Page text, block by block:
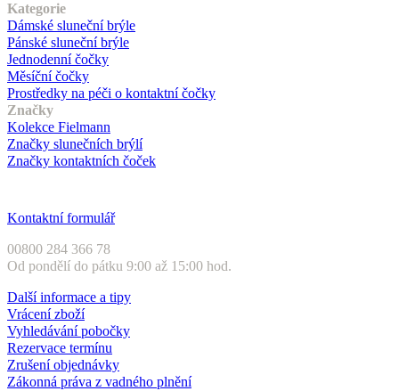
Kategorie
Dámské sluneční brýle
Pánské sluneční brýle
Jednodenní čočky
Měsíční čočky
Prostředky na péči o kontaktní čočky
Značky
Kolekce Fielmann
Značky slunečních brýlí
Značky kontaktních čoček
Kontaktní formulář
00800 284 366 78
Od pondělí do pátku 9:00 až 15:00 hod.
Další informace a tipy
Vrácení zboží
Vyhledávání pobočky
Rezervace termínu
Zrušení objednávky
Zákonná práva z vadného plnění